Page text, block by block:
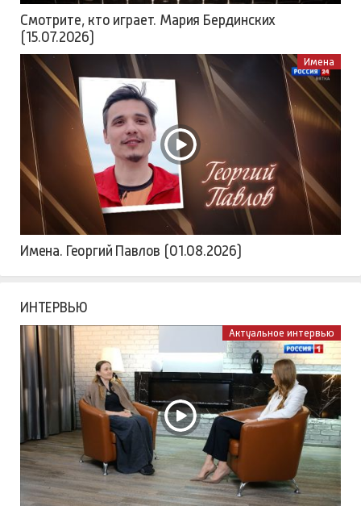
Смотрите, кто играет. Мария Бердинских
(15.07.2026)
Имена
Имена. Георгий Павлов (01.08.2026)
ИНТЕРВЬЮ
Актуальное интервью